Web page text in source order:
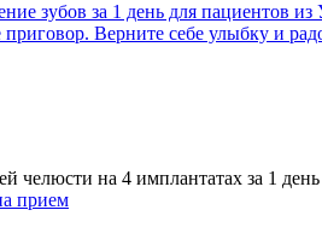
зубов за 1 день для пациентов
приговор. Верните себе улыбку и
челюсти на 4 имплантатах за 1 день
прием